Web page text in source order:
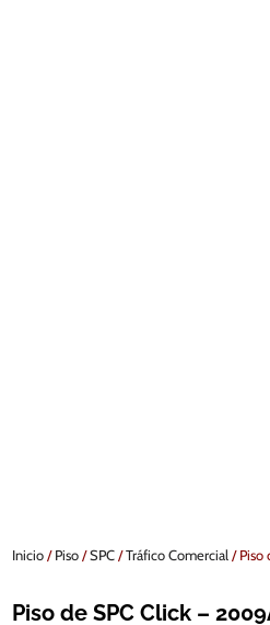
Inicio/Piso/SPC/Tráfico Comercial / Piso
Piso de SPC Click –